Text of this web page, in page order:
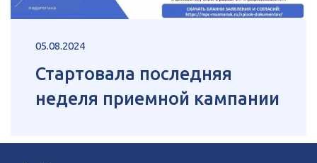
05.08.2024
Стартовала последняя
неделя приемной кампании